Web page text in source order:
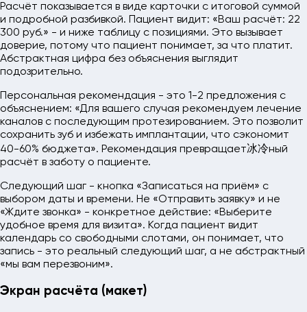
Расчёт показывается в виде карточки с итоговой суммой
и подробной разбивкой. Пациент видит: «Ваш расчёт: 22
300 руб.» - и ниже таблицу с позициями. Это вызывает
доверие, потому что пациент понимает, за что платит.
Абстрактная цифра без объяснения выглядит
подозрительно.
Персональная рекомендация - это 1-2 предложения с
объяснением: «Для вашего случая рекомендуем лечение
каналов с последующим протезированием. Это позволит
сохранить зуб и избежать имплантации, что сэкономит
40-60% бюджета». Рекомендация превращает冰冷ный
расчёт в заботу о пациенте.
Следующий шаг - кнопка «Записаться на приём» с
выбором даты и времени. Не «Отправить заявку» и не
«Ждите звонка» - конкретное действие: «Выберите
удобное время для визита». Когда пациент видит
календарь со свободными слотами, он понимает, что
запись - это реальный следующий шаг, а не абстрактный
«мы вам перезвоним».
Экран расчёта (макет)